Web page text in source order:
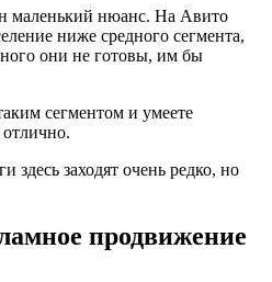
маленький нюанс. На Авито
ниже средного сегмента,
они не готовы, им бы
сегментом и умеете
отлично.
здесь заходят очень редко, но
продвижение